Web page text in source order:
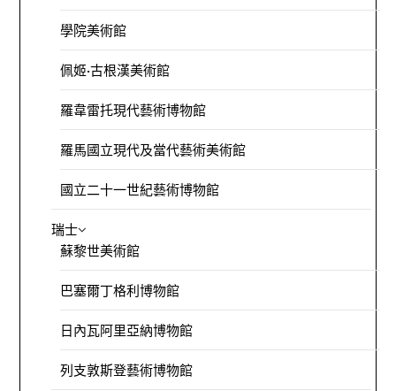
學院美術館
佩姬·古根漢美術館
羅韋雷托現代藝術博物館
羅馬國立現代及當代藝術美術館
國立二十一世紀藝術博物館
瑞士
蘇黎世美術館
巴塞爾丁格利博物館
日內瓦阿里亞納博物館
列支敦斯登藝術博物館